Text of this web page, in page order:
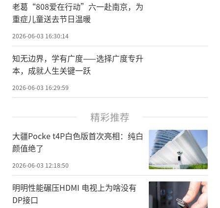
老葛“808爱在行动”六一赴南京，为
重症儿童送去节日温暖
2026-06-03 16:30:14
知无边界，学有广度——选择广度专升
本，成就人生关键一跃
2026-06-03 16:29:59
精彩推荐
大疆Pocke t4P白色版首次亮相：纯白
颜值绝了
2026-06-03 12:18:50
明明性能碾压HDMI 电视上为啥没有
DP接口